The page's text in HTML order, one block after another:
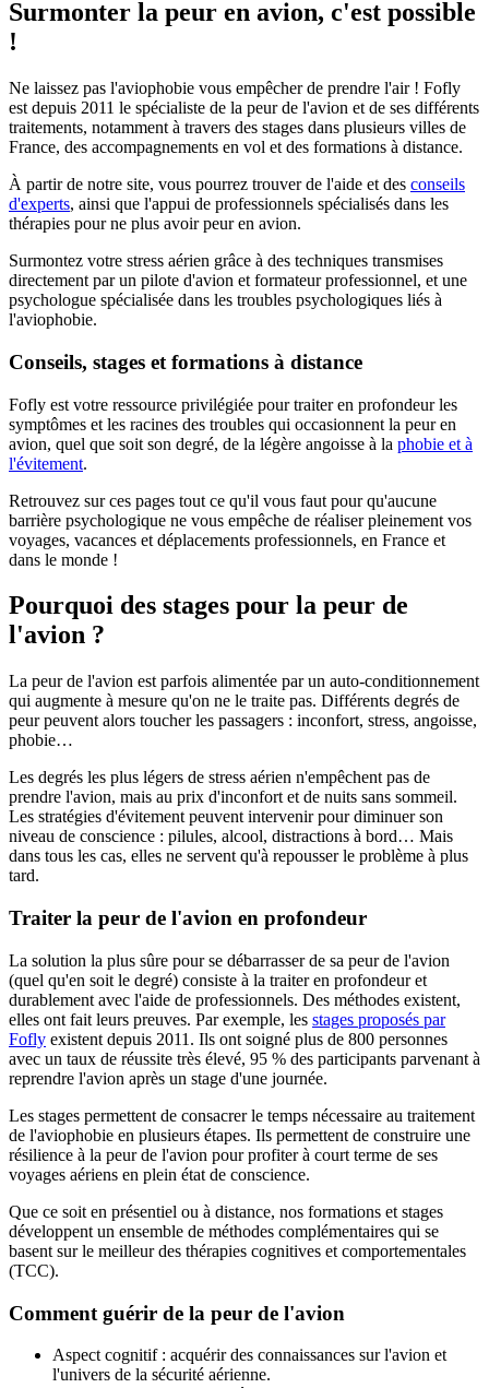
Surmonter la peur en avion, c'est possible
!
Ne laissez pas l'aviophobie vous empêcher de prendre l'air ! Fofly
est depuis 2011 le spécialiste de la peur de l'avion et de ses différents
traitements, notamment à travers des stages dans plusieurs villes de
France, des accompagnements en vol et des formations à distance.
À partir de notre site, vous pourrez trouver de l'aide et des conseils
d'experts, ainsi que l'appui de professionnels spécialisés dans les
thérapies pour ne plus avoir peur en avion.
Surmontez votre stress aérien grâce à des techniques transmises
directement par un pilote d'avion et formateur professionnel, et une
psychologue spécialisée dans les troubles psychologiques liés à
l'aviophobie.
Conseils, stages et formations à distance
Fofly est votre ressource privilégiée pour traiter en profondeur les
symptômes et les racines des troubles qui occasionnent la peur en
avion, quel que soit son degré, de la légère angoisse à la phobie et à
l'évitement.
Retrouvez sur ces pages tout ce qu'il vous faut pour qu'aucune
barrière psychologique ne vous empêche de réaliser pleinement vos
voyages, vacances et déplacements professionnels, en France et
dans le monde !
Pourquoi des stages pour la peur de
l'avion ?
La peur de l'avion est parfois alimentée par un auto-conditionnement
qui augmente à mesure qu'on ne le traite pas. Différents degrés de
peur peuvent alors toucher les passagers : inconfort, stress, angoisse,
phobie…
Les degrés les plus légers de stress aérien n'empêchent pas de
prendre l'avion, mais au prix d'inconfort et de nuits sans sommeil.
Les stratégies d'évitement peuvent intervenir pour diminuer son
niveau de conscience : pilules, alcool, distractions à bord… Mais
dans tous les cas, elles ne servent qu'à repousser le problème à plus
tard.
Traiter la peur de l'avion en profondeur
La solution la plus sûre pour se débarrasser de sa peur de l'avion
(quel qu'en soit le degré) consiste à la traiter en profondeur et
durablement avec l'aide de professionnels. Des méthodes existent,
elles ont fait leurs preuves. Par exemple, les stages proposés par
Fofly existent depuis 2011. Ils ont soigné plus de 800 personnes
avec un taux de réussite très élevé, 95 % des participants parvenant à
reprendre l'avion après un stage d'une journée.
Les stages permettent de consacrer le temps nécessaire au traitement
de l'aviophobie en plusieurs étapes. Ils permettent de construire une
résilience à la peur de l'avion pour profiter à court terme de ses
voyages aériens en plein état de conscience.
Que ce soit en présentiel ou à distance, nos formations et stages
développent un ensemble de méthodes complémentaires qui se
basent sur le meilleur des thérapies cognitives et comportementales
(TCC).
Comment guérir de la peur de l'avion
Aspect cognitif : acquérir des connaissances sur l'avion et
l'univers de la sécurité aérienne.